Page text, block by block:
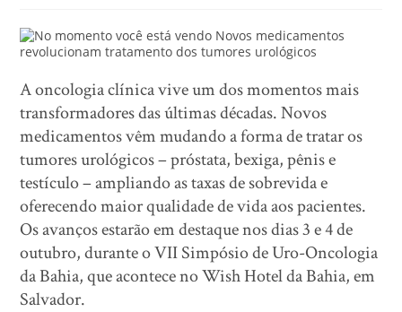
A oncologia clínica vive um dos momentos mais
transformadores das últimas décadas. Novos
medicamentos vêm mudando a forma de tratar os
tumores urológicos – próstata, bexiga, pênis e
testículo – ampliando as taxas de sobrevida e
oferecendo maior qualidade de vida aos pacientes.
Os avanços estarão em destaque nos dias 3 e 4 de
outubro, durante o VII Simpósio de Uro-Oncologia
da Bahia, que acontece no Wish Hotel da Bahia, em
Salvador.